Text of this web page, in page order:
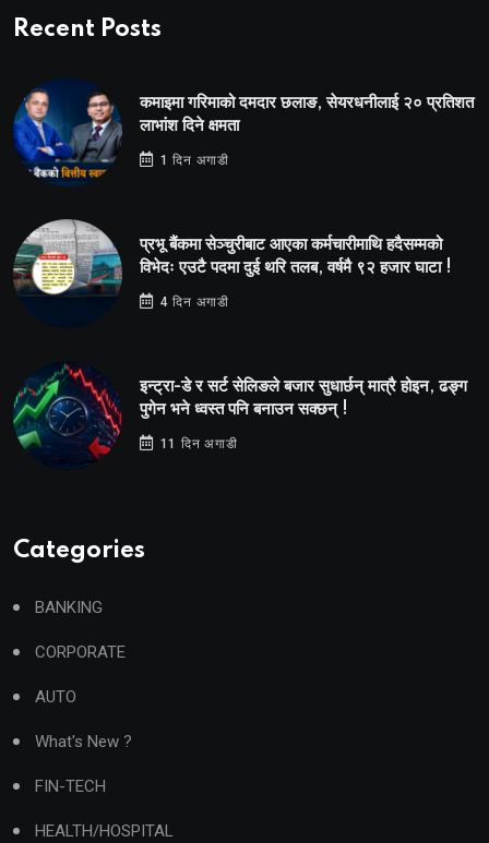
Recent Posts
कमाइमा गरिमाको दमदार छलाङ, सेयरधनीलाई २० प्रतिशत
लाभांश दिने क्षमता
1 दिन अगाडी
प्रभू बैंकमा सेञ्चुरीबाट आएका कर्मचारीमाथि हदैसम्मको
विभेदः एउटै पदमा दुई थरि तलब, वर्षमै ९२ हजार घाटा !
4 दिन अगाडी
इन्ट्रा-डे र सर्ट सेलिङले बजार सुधार्छन् मात्रै होइन, ढङ्ग
पुगेन भने ध्वस्त पनि बनाउन सक्छन् !
11 दिन अगाडी
Categories
BANKING
CORPORATE
AUTO
What's New ?
FIN-TECH
HEALTH/HOSPITAL